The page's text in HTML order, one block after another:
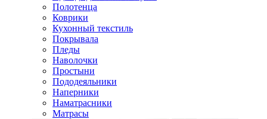
Полотенца
Коврики
Кухонный текстиль
Покрывала
Пледы
Наволочки
Простыни
Пододеяльники
Наперники
Наматрасники
Матрасы